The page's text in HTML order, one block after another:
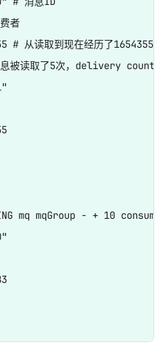
者
# 从读取到现在经历了
读取了5次，delivery counter
mq mqGroup - + 10